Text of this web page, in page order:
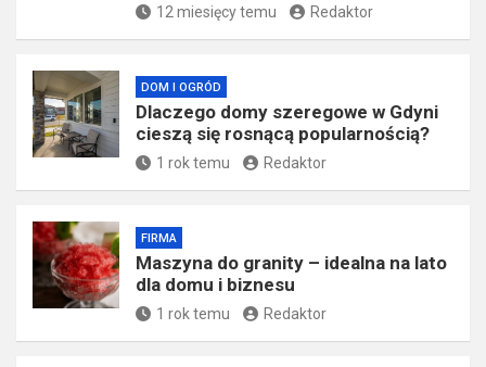
12 miesięcy temu Redaktor
DOM I OGRÓD
Dlaczego domy szeregowe w Gdyni
cieszą się rosnącą popularnością?
1 rok temu Redaktor
FIRMA
​Maszyna do granity – idealna na lato
dla domu i biznesu
1 rok temu Redaktor